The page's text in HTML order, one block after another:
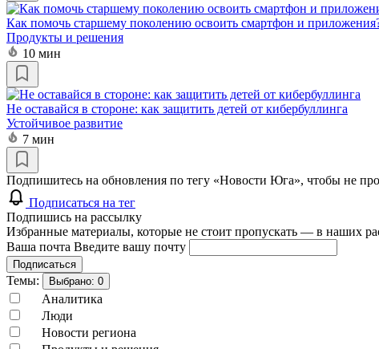
Как помочь старшему поколению освоить смартфон и
Продукты и решения
10 мин
Не оставайся в стороне: как защитить детей от кибербуллинга
Устойчивое развитие
7 мин
Подпишитесь на обновления по тегу «Новости Юга», чтобы не
Подписаться на тег
Подпишись на рассылку
Избранные материалы, которые не стоит пропускать — в наших
Ваша почта Введите вашу почту
Подписаться
Темы: Выбрано: 0
Аналитика
Люди
Новости региона